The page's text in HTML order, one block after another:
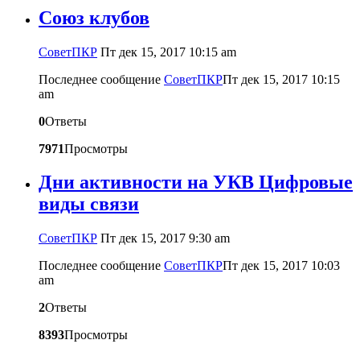
Союз клубов
CоветПКР Пт дек 15, 2017 10:15 am
Последнее сообщение CоветПКРПт дек 15, 2017 10:15
am
0Ответы
7971Просмотры
Дни активности на УКВ Цифровые
виды связи
CоветПКР Пт дек 15, 2017 9:30 am
Последнее сообщение CоветПКРПт дек 15, 2017 10:03
am
2Ответы
8393Просмотры